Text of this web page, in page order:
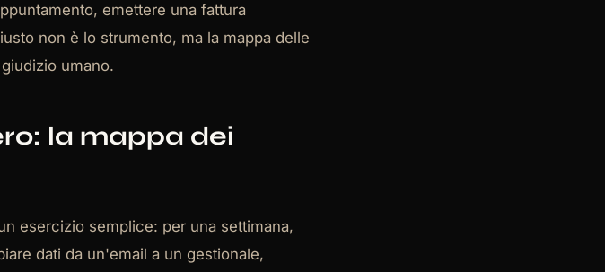
emettere una fattura
non è lo strumento, ma la mappa delle
umano.
la mappa dei
esercizio semplice: per una settimana,
dati da un'email a un gestionale,